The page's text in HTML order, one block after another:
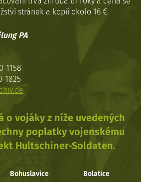
stránek a kopií okolo 16 €.
PA
1158
1825
o vojáky z níže uvedených
poplatky vojenskému
Hultschiner-Soldaten.
Bohuslavice Bolatice